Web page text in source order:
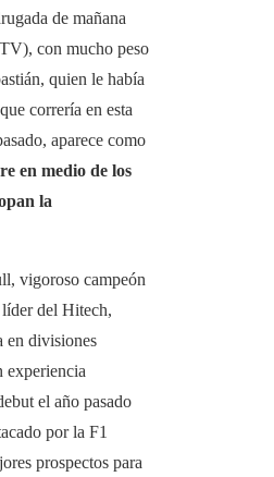
de mañana
con mucho peso
quien le había
correría en esta
aparece como
en medio de los
la
vigoroso campeón
del Hitech,
en divisiones
experiencia
el año pasado
por la F1
prospectos para